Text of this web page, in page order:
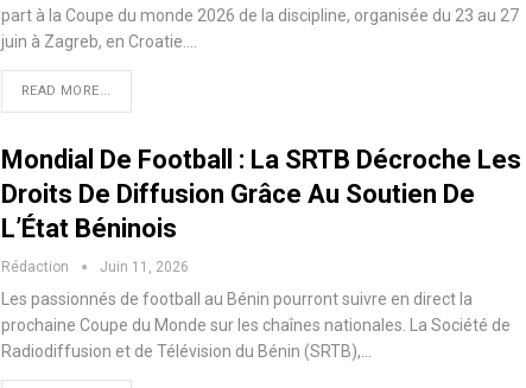
part à la Coupe du monde 2026 de la discipline, organisée du 23 au 27
juin à Zagreb, en Croatie.…
READ MORE...
Mondial De Football : La SRTB Décroche Les
Droits De Diffusion Grâce Au Soutien De
L’État Béninois
Rédaction Juin 11, 2026
Les passionnés de football au Bénin pourront suivre en direct la
prochaine Coupe du Monde sur les chaînes nationales. La Société de
Radiodiffusion et de Télévision du Bénin (SRTB),…